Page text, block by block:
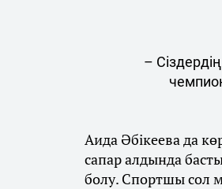
–
Аида Әбікеева да
сапар алдында
болу. Спортшы сол